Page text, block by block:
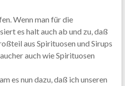
Wenn man für die
es halt auch ab und zu, daß
aus Spirituosen und Sirups
auch wie Spirituosen
es nun dazu, daß ich unseren